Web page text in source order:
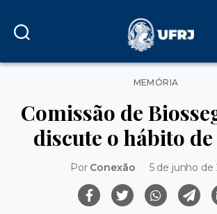
Categorias
MEMÓRIA
Comissão de
discute o hábito
Por Conexão 5 de junho de